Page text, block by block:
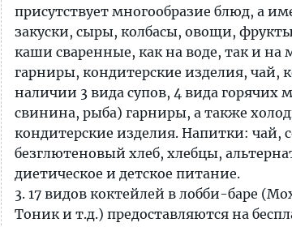
присутствует многообразие блюд, а
закуски, сыры, колбасы, овощи,
каши сваренные, как на воде, так и на
гарниры, кондитерские изделия, чай,
наличии 3 вида супов, 4 вида горячих
свинина, рыба) гарниры, а также
кондитерские изделия. Напитки: чай,
безглютеновый хлеб, хлебцы,
диетическое и детское питание.
3. 17 видов коктейлей в лобби-баре
Тоник и т.д.) предоставляются на